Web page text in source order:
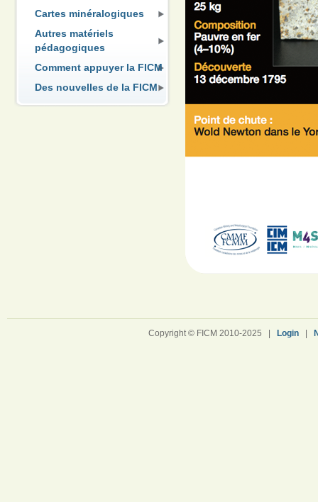
Cartes minéralogiques
Autres matériels
pédagogiques
Comment appuyer la FICM
Des nouvelles de la FICM
Copyright © FICM 2010-2025 | Login|